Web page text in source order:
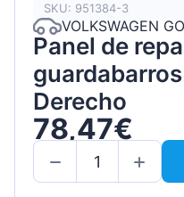
SKU: 951384-3
VOLKSWAGEN
Panel de
Derecho
78,47€